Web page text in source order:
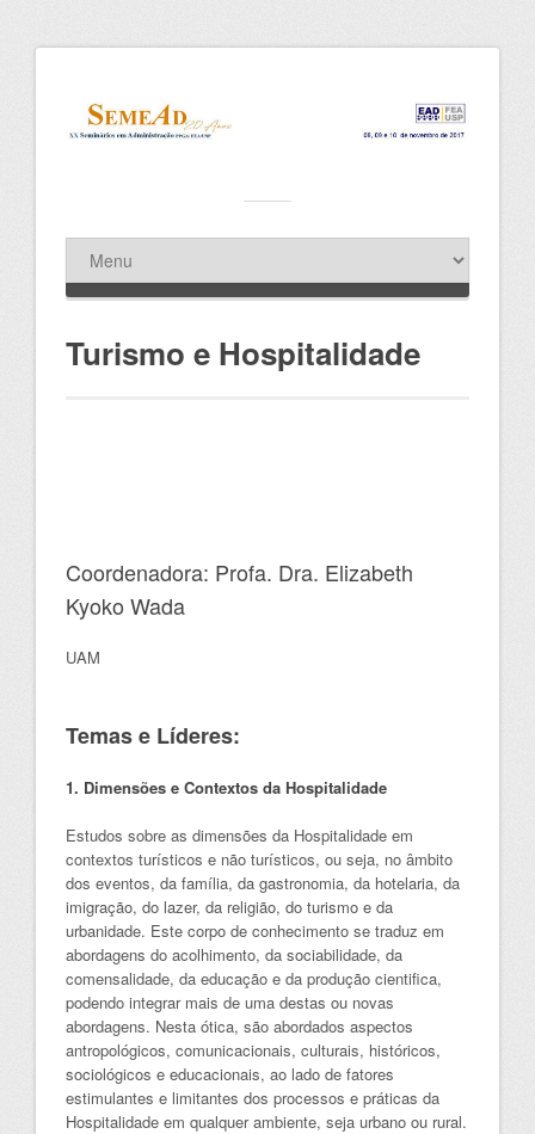
Turismo e Hospitalidade
Coordenadora: Profa. Dra. Elizabeth
Kyoko Wada
UAM
Temas e Líderes:
1. Dimensões e Contextos da Hospitalidade
Estudos sobre as dimensões da Hospitalidade em
contextos turísticos e não turísticos, ou seja, no âmbito
dos eventos, da família, da gastronomia, da hotelaria, da
imigração, do lazer, da religião, do turismo e da
urbanidade. Este corpo de conhecimento se traduz em
abordagens do acolhimento, da sociabilidade, da
comensalidade, da educação e da produção cientifica,
podendo integrar mais de uma destas ou novas
abordagens. Nesta ótica, são abordados aspectos
antropológicos, comunicacionais, culturais, históricos,
sociológicos e educacionais, ao lado de fatores
estimulantes e limitantes dos processos e práticas da
Hospitalidade em qualquer ambiente, seja urbano ou rural.